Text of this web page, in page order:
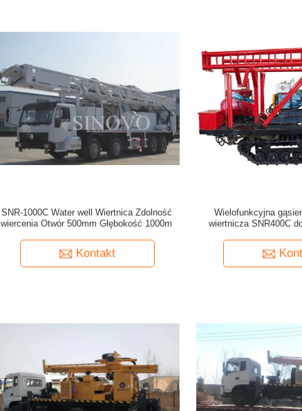
SNR-1000C Water well Wiertnica Zdolność
wiercenia Otwór 500mm Głębokość 1000m
Kontakt
Wielofunkcyjna
wiertnicza SNR400C